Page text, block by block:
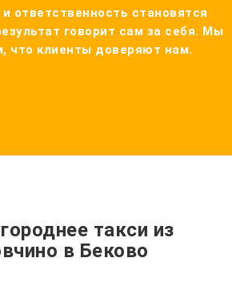
ответственность становятся
говорит сам за себя. Мы
что клиенты доверяют нам.
такси из
в Беково